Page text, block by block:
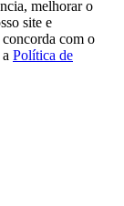
melhorar o
site e
com o
Política de